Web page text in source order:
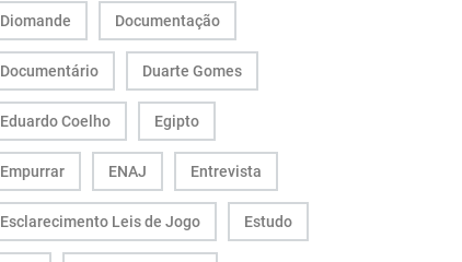
Diomande Documentação
Documentário Duarte Gomes
Eduardo Coelho Egipto
Empurrar ENAJ Entrevista
Esclarecimento Leis de Jogo Estudo